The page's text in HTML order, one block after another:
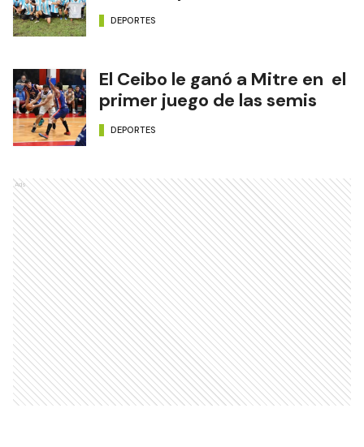
DEPORTES
El Ceibo le ganó a Mitre en el
primer juego de las semis
DEPORTES
Ads